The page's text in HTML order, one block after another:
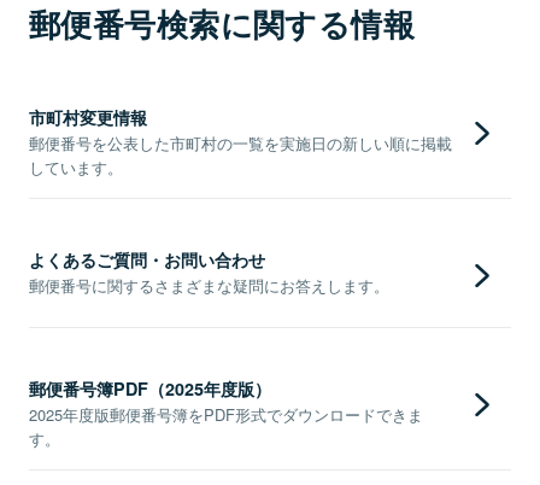
郵便番号検索に関する情報
市町村変更情報
郵便番号を公表した市町村の一覧を実施日の新しい順に掲載
しています。
よくあるご質問・お問い合わせ
郵便番号に関するさまざまな疑問にお答えします。
郵便番号簿PDF（2025年度版）
2025年度版郵便番号簿をPDF形式でダウンロードできま
す。